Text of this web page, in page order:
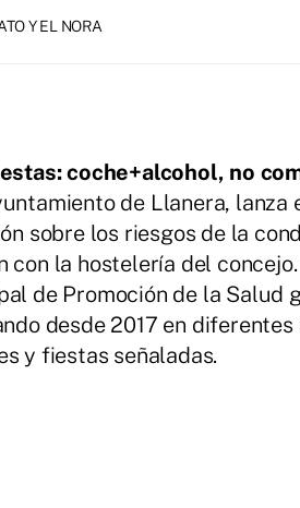
Y EL NORA
coche+alcohol, no
de Llanera, lanza
sobre los riesgos de la
con la hostelería del
de Promoción de la
desde 2017 en
y fiestas señaladas.